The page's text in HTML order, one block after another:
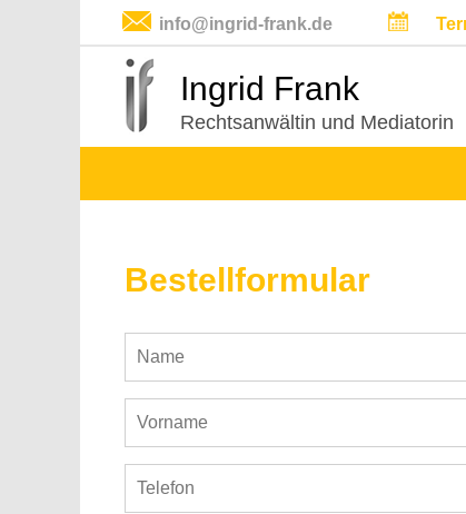
info@ingrid-frank.de
Ingrid Frank
Rechtsanwältin und Mediatorin
Bestellformular